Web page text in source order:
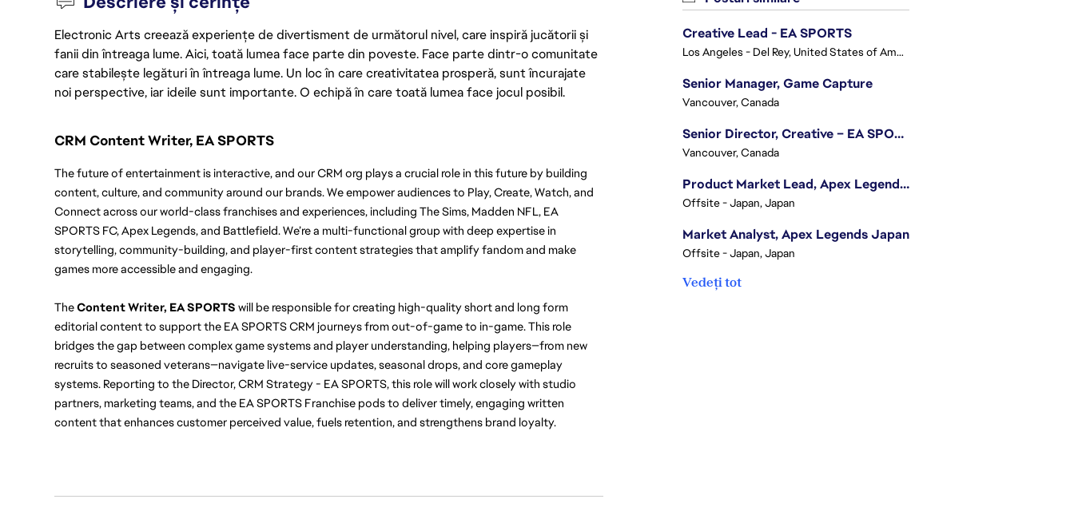
Electronic Arts creează experiențe de divertisment de următorul nivel, care inspiră jucătorii și
fanii din întreaga lume. Aici, toată lumea face parte din poveste. Face parte dintr-o comunitate
care stabilește legături în întreaga lume. Un loc în care creativitatea prosperă, sunt încurajate
noi perspective, iar ideile sunt importante. O echipă în care toată lumea face jocul posibil.
CRM Content Writer, EA SPORTS
The future of entertainment is interactive, and our CRM org plays a crucial role in this future by building
content, culture, and community around our brands. We empower audiences to Play, Create, Watch, and
Connect across our world-class franchises and experiences, including The Sims, Madden NFL, EA
SPORTS FC, Apex Legends, and Battlefield. We’re a multi-functional group with deep expertise in
storytelling, community-building, and player-first content strategies that amplify fandom and make
games more accessible and engaging.
The Content Writer, EA SPORTS will be responsible for creating high-quality short and long form
editorial content to support the EA SPORTS CRM journeys from out-of-game to in-game. This role
bridges the gap between complex game systems and player understanding, helping players—from new
recruits to seasoned veterans—navigate live-service updates, seasonal drops, and core gameplay
systems. Reporting to the Director, CRM Strategy - EA SPORTS, this role will work closely with studio
partners, marketing teams, and the EA SPORTS Franchise pods to deliver timely, engaging written
content that enhances customer perceived value, fuels retention, and strengthens brand loyalty.
Creative Lead - EA SPORTS
Los Angeles - Del Rey, United States of America
Senior Manager, Game Capture
Vancouver, Canada
Senior Director, Creative – EA SPORTS FC
Vancouver, Canada
Product Market Lead, Apex Legends Japan
Offsite - Japan, Japan
Market Analyst, Apex Legends Japan
Offsite - Japan, Japan
Vedeți tot